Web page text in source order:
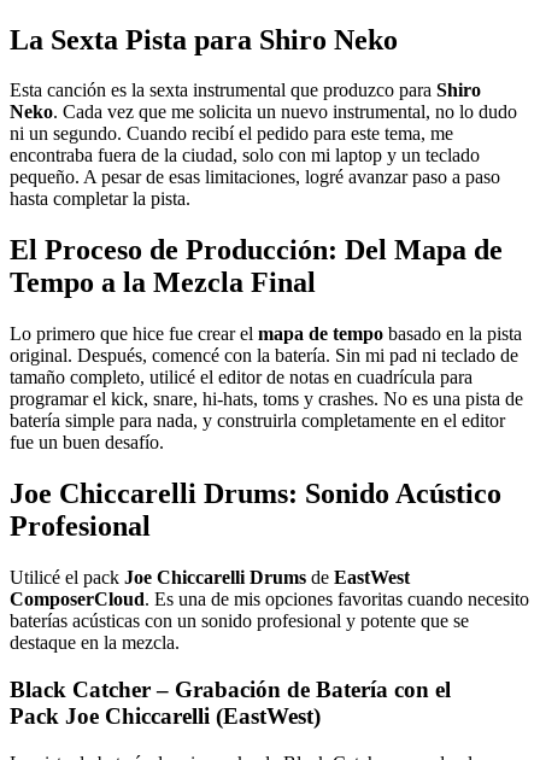
La Sexta Pista para Shiro Neko
Esta canción es la sexta instrumental que produzco para Shiro
Neko. Cada vez que me solicita un nuevo instrumental, no lo dudo
ni un segundo. Cuando recibí el pedido para este tema, me
encontraba fuera de la ciudad, solo con mi laptop y un teclado
pequeño. A pesar de esas limitaciones, logré avanzar paso a paso
hasta completar la pista.
El Proceso de Producción: Del Mapa de
Tempo a la Mezcla Final
Lo primero que hice fue crear el mapa de tempo basado en la pista
original. Después, comencé con la batería. Sin mi pad ni teclado de
tamaño completo, utilicé el editor de notas en cuadrícula para
programar el kick, snare, hi-hats, toms y crashes. No es una pista de
batería simple para nada, y construirla completamente en el editor
fue un buen desafío.
Joe Chiccarelli Drums: Sonido Acústico
Profesional
Utilicé el pack Joe Chiccarelli Drums de EastWest
ComposerCloud. Es una de mis opciones favoritas cuando necesito
baterías acústicas con un sonido profesional y potente que se
destaque en la mezcla.
Black Catcher – Grabación de Batería con el
Pack Joe Chiccarelli (EastWest)